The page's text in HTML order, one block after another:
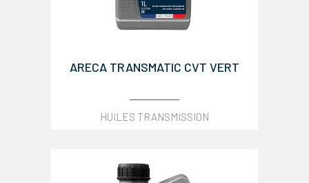
ARECA TRANSMATIC CVT VERT
HUILES TRANSMISSION